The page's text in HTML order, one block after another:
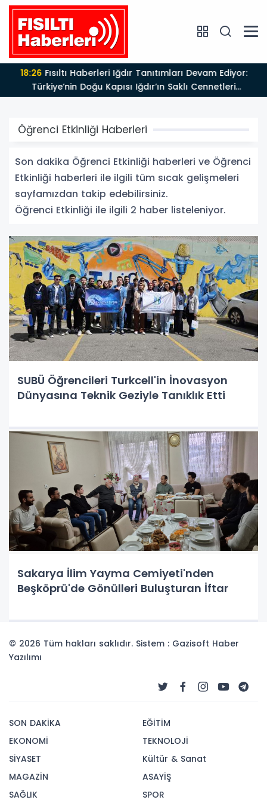
18:26
Türkiye’nin Doğu Kapısı Iğdır’ın Saklı Cennetleri
Keşfedilmeyi Bekliyor
Öğrenci Etkinliği Haberleri
Son dakika Öğrenci Etkinliği haberleri ve Öğrenci
Etkinliği haberleri ile ilgili tüm sıcak gelişmeleri
sayfamızdan takip edebilirsiniz.
Öğrenci Etkinliği ile ilgili 2 haber listeleniyor.
SUBÜ Öğrencileri Turkcell'in İnovasyon
Dünyasına Teknik Geziyle Tanıklık Etti
Sakarya İlim Yayma Cemiyeti'nden
Beşköprü'de Gönülleri Buluşturan İftar
© 2026 Tüm hakları saklıdır. Sistem : Gazisoft Haber
Yazılımı
SON DAKİKA
EKONOMİ
SİYASET
MAGAZİN
SAĞLIK
EĞİTİM
TEKNOLOJİ
Kültür & Sanat
ASAYİŞ
SPOR